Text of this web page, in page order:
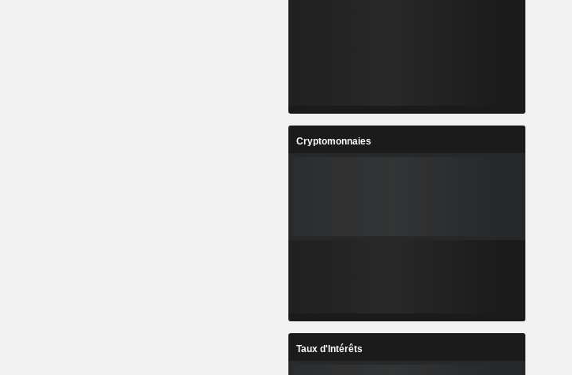
Cryptomonnaies
Taux d'Intérêts